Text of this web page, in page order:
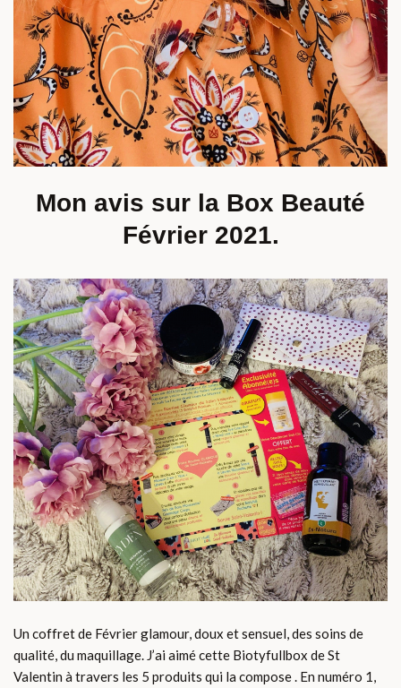
Mon avis sur la Box Beauté
Février 2021.
Un coffret de Février glamour, doux et sensuel, des soins de
qualité, du maquillage. J’ai aimé cette Biotyfullbox de St
Valentin à travers les 5 produits qui la compose . En numéro 1,